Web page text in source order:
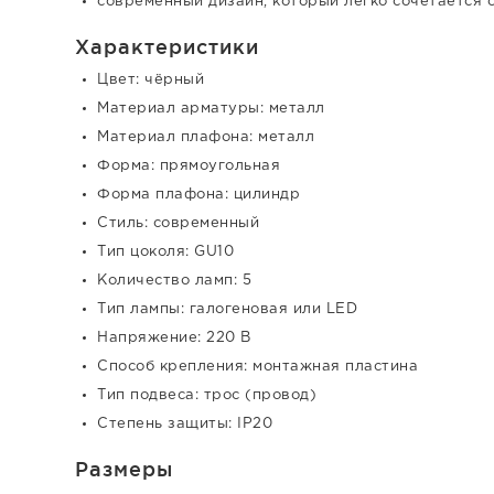
Характеристики
Цвет: чёрный
Материал арматуры: металл
Материал плафона: металл
Форма: прямоугольная
Форма плафона: цилиндр
Стиль: современный
Тип цоколя: GU10
Количество ламп: 5
Тип лампы: галогеновая или LED
Напряжение: 220 В
Способ крепления: монтажная пластина
Тип подвеса: трос (провод)
Степень защиты: IP20
Размеры